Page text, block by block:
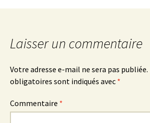
Navigation
articles
Laisser un commentaire
Votre adresse e-mail ne sera pas publiée.
obligatoires sont indiqués avec *
Commentaire *